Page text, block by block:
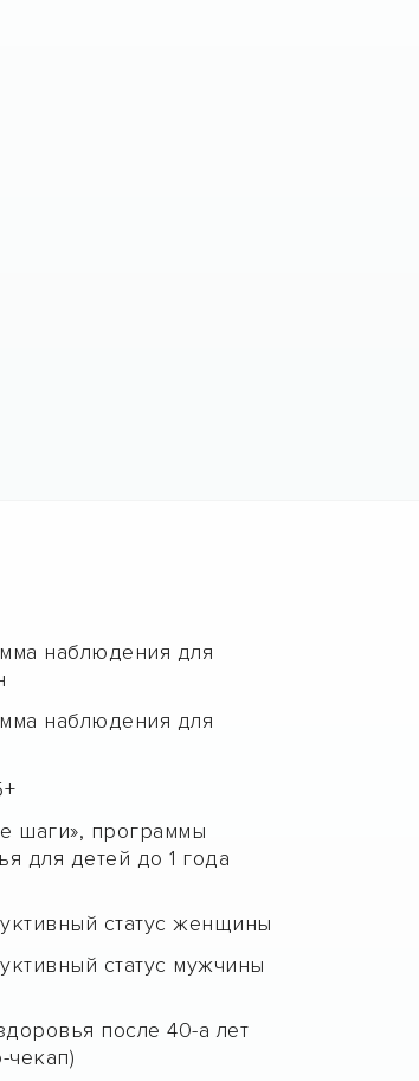
наблюдения для
наблюдения для
шаги», программы
для детей до 1 года
статус женщины
статус мужчины
после 40-а лет
чекап)